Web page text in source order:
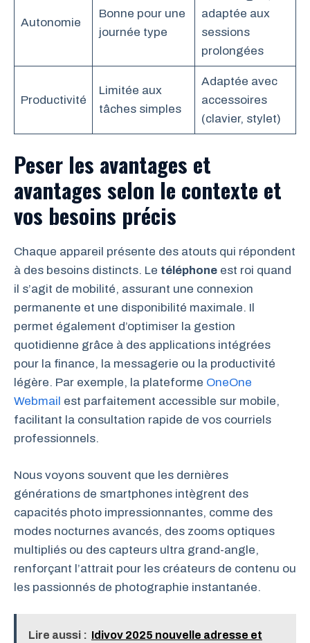
Autonomie
Bonne pour une
journée type
adaptée aux
sessions
prolongées
Productivité
Limitée aux
tâches simples
Adaptée avec
accessoires
(clavier, stylet)
Peser les avantages et
avantages selon le contexte et
vos besoins précis
Chaque appareil présente des atouts qui répondent
à des besoins distincts. Le téléphone est roi quand
il s’agit de mobilité, assurant une connexion
permanente et une disponibilité maximale. Il
permet également d’optimiser la gestion
quotidienne grâce à des applications intégrées
pour la finance, la messagerie ou la productivité
légère. Par exemple, la plateforme OneOne
Webmail est parfaitement accessible sur mobile,
facilitant la consultation rapide de vos courriels
professionnels.
Nous voyons souvent que les dernières
générations de smartphones intègrent des
capacités photo impressionnantes, comme des
modes nocturnes avancés, des zooms optiques
multipliés ou des capteurs ultra grand-angle,
renforçant l’attrait pour les créateurs de contenu ou
les passionnés de photographie instantanée.
Lire aussi : Idivov 2025 nouvelle adresse et